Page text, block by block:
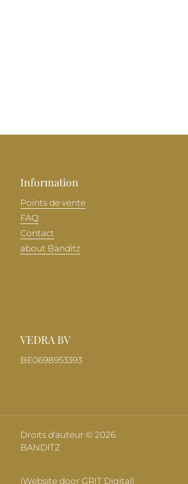
Information
Points de vente
FAQ
Contact
about Banditz
VEDRA BV
BE0698953393
Droits d'auteur © 2026
BANDITZ
(Website door GRIT Digital)